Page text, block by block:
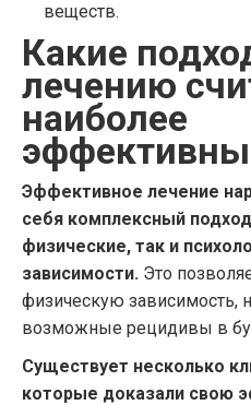
веществ.
Какие
лечению
наиболее
Эффективное лечение
себя комплексный
физические, так и
зависимости. Это
физическую зависимость,
возможные рецидивы в
Существует несколько
которые доказали свою